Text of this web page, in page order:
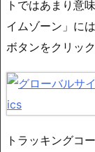
トではあまり意
イムゾーン」に
ボタンをクリック
トラッキングコ